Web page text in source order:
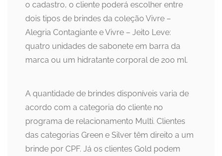
o cadastro, o cliente poderá escolher entre
dois tipos de brindes da coleção Vivre –
Alegria Contagiante e Vivre – Jeito Leve:
quatro unidades de sabonete em barra da
marca ou um hidratante corporal de 200 ml.
A quantidade de brindes disponíveis varia de
acordo com a categoria do cliente no
programa de relacionamento Multi. Clientes
das categorias Green e Silver têm direito a um
brinde por CPF. Já os clientes Gold podem